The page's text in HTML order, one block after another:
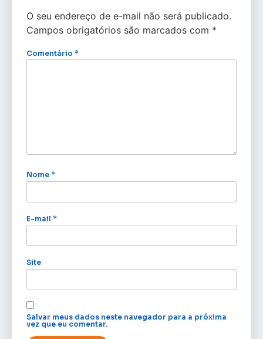
O seu endereço de e-mail não será publicado.
Campos obrigatórios são marcados com *
Comentário *
Nome *
E-mail *
Site
Salvar meus dados neste navegador para a próxima
vez que eu comentar.